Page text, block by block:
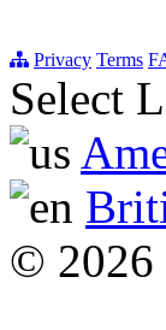
Privacy Terms
Select
© 2026